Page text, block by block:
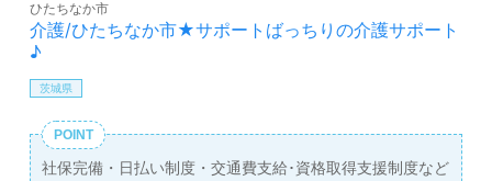
介護/ひたちなか市★サポートばっちりの介護サポート
♪
ひたちなか市
茨城県
POINT
社保完備・日払い制度・交通費支給･資格取得支援制度など